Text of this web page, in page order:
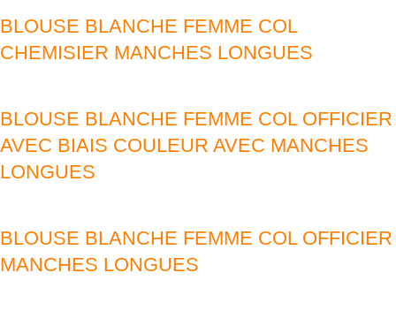
BLOUSE BLANCHE FEMME COL
CHEMISIER MANCHES LONGUES
BLOUSE BLANCHE FEMME COL OFFICIER
AVEC BIAIS COULEUR AVEC MANCHES
LONGUES
BLOUSE BLANCHE FEMME COL OFFICIER
MANCHES LONGUES